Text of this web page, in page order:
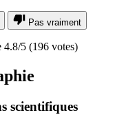
Pas vraiment
4.8/5 (196 votes)
scientifiques